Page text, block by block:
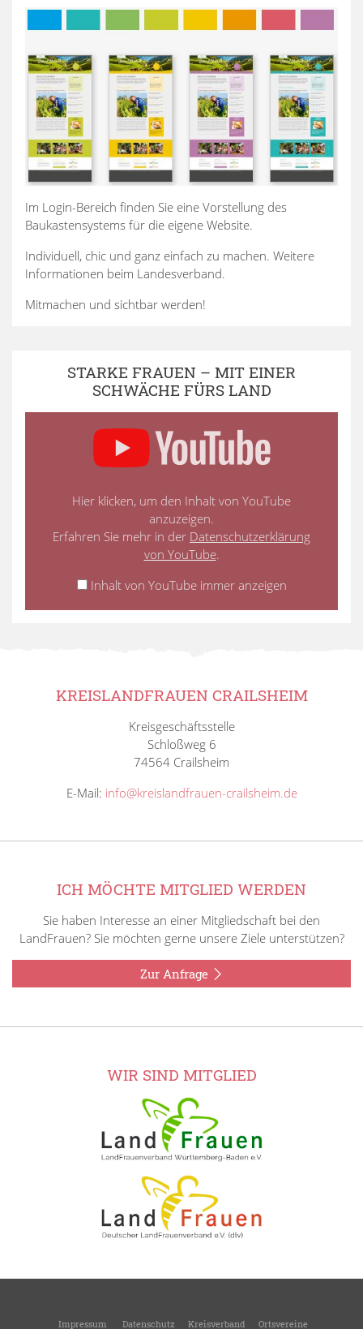
Im Login-Bereich finden Sie eine Vorstellung des
Baukastensystems für die eigene Website.
Individuell, chic und ganz einfach zu machen. Weitere
Informationen beim Landesverband.
Mitmachen und sichtbar werden!
STARKE FRAUEN – MIT EINER
SCHWÄCHE FÜRS LAND
Hier klicken, um den Inhalt von YouTube
anzuzeigen.
Erfahren Sie mehr in der Datenschutzerklärung
von YouTube.
Inhalt von YouTube immer anzeigen
KREISLANDFRAUEN CRAILSHEIM
Kreisgeschäftsstelle
Schloßweg 6
74564 Crailsheim
E-Mail: info@kreislandfrauen-crailsheim.de
ICH MÖCHTE MITGLIED WERDEN
Sie haben Interesse an einer Mitgliedschaft bei den
LandFrauen? Sie möchten gerne unsere Ziele unterstützen?
Zur Anfrage
WIR SIND MITGLIED
Impressum Datenschutz Kreisverband Ortsvereine